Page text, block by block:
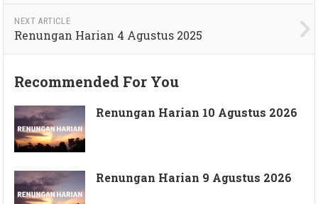
NEXT ARTICLE
Renungan Harian 4 Agustus 2025
Recommended For You
Renungan Harian 10 Agustus 2026
Renungan Harian 9 Agustus 2026